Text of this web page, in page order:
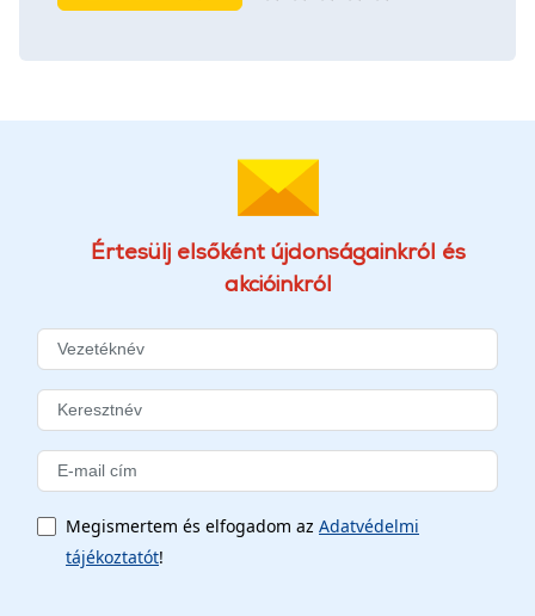
Értesülj elsőként újdonságainkról és
akcióinkról
Megismertem és elfogadom az Adatvédelmi
tájékoztatót!